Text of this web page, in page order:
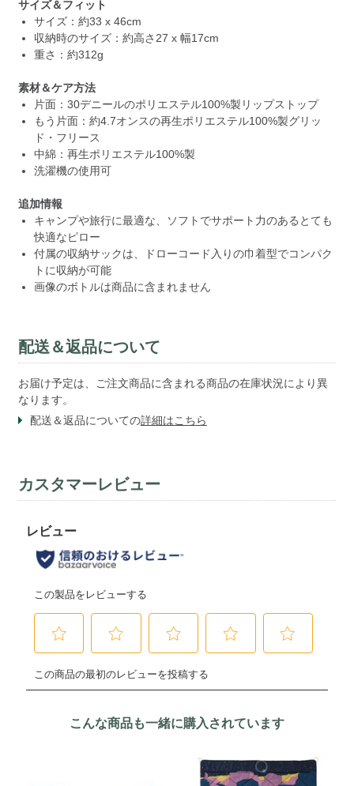
サイズ＆フィット
サイズ：約33 x 46cm
収納時のサイズ：約高さ27 x 幅17cm
重さ：約312g
素材＆ケア方法
片面：30デニールのポリエステル100%製リップストップ
もう片面：約4.7オンスの再生ポリエステル100%製グリッ
ド・フリース
中綿：再生ポリエステル100%製
洗濯機の使用可
追加情報
キャンプや旅行に最適な、ソフトでサポート力のあるとても
快適なピロー
付属の収納サックは、ドローコード入りの巾着型でコンパク
トに収納が可能
画像のボトルは商品に含まれません
配送＆返品について
お届け予定は、ご注文商品に含まれる商品の在庫状況により異
なります。
配送＆返品についての詳細はこちら
カスタマーレビュー
こんな商品も一緒に購入されています